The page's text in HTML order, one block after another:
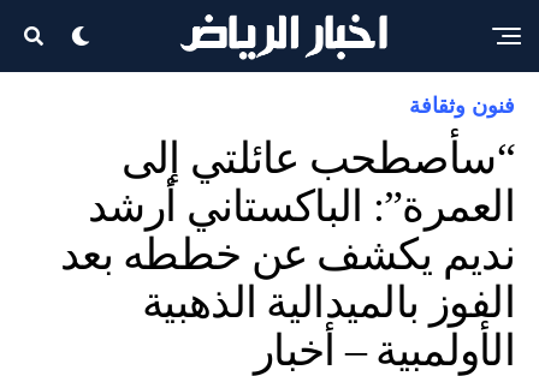
فنون وثقافة
“سأصطحب عائلتي إلى
العمرة”: الباكستاني أرشد
نديم يكشف عن خططه بعد
الفوز بالميدالية الذهبية
الأولمبية – أخبار